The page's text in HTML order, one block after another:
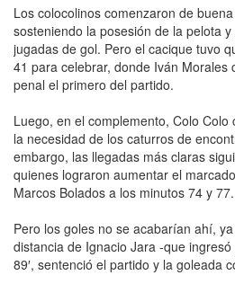
Los colocolinos comenzaron de
sosteniendo la posesión de la pelota
jugadas de gol. Pero el cacique tuvo
41 para celebrar, donde Iván Morales
penal el primero del partido.
Luego, en el complemento, Colo
la necesidad de los caturros de
embargo, las llegadas más claras
quienes lograron aumentar el
Marcos Bolados a los minutos 74 y 77.
Pero los goles no se acabarían ahí,
distancia de Ignacio Jara -que
89′, sentenció el partido y la goleada